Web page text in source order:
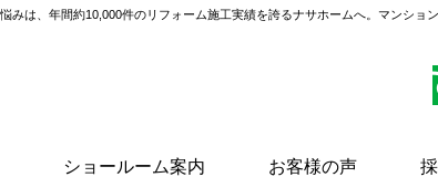
みは、年間約10,000件のリフォーム施工実績を誇るナサホームへ。マンショ
ショールーム案内 お客様の声